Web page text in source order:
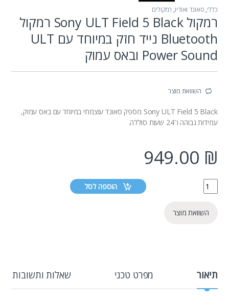
כללי, סאונד ואודיו, רמקולים
רמקול Sony ULT Field 5 Black רמקול
Bluetooth נייד חזק במיוחד עם ULT
Power Sound ובאס עמוק
השוואת מוצר
Sony ULT Field 5 Black מספק סאונד עוצמתי במיוחד עם באס עמוק,
עמידות גבוהה ו־24 שעות סוללה.
949.00 ₪
הוספה לסל
השוואת מוצר
תיאור מפרט טכני שאלות ותשובות